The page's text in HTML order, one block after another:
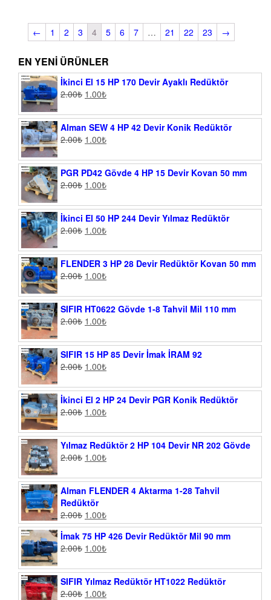
← 1 2 3 4 5 6 7 … 21 22 23 →
EN YENI ÜRÜNLER
İkinci El 15 HP 170 Devir Ayaklı Redüktör
2.00₺ 1.00₺
Alman SEW 4 HP 42 Devir Konik Redüktör
2.00₺ 1.00₺
PGR PD42 Gövde 4 HP 15 Devir Kovan 50 mm
2.00₺ 1.00₺
İkinci El 50 HP 244 Devir Yılmaz Redüktör
2.00₺ 1.00₺
FLENDER 3 HP 28 Devir Redüktör Kovan 50 mm
2.00₺ 1.00₺
SIFIR HT0622 Gövde 1-8 Tahvil Mil 110 mm
2.00₺ 1.00₺
SIFIR 15 HP 85 Devir İmak İRAM 92
2.00₺ 1.00₺
İkinci El 2 HP 24 Devir PGR Konik Redüktör
2.00₺ 1.00₺
Yılmaz Redüktör 2 HP 104 Devir NR 202 Gövde
2.00₺ 1.00₺
Alman FLENDER 4 Aktarma 1-28 Tahvil
Redüktör
2.00₺ 1.00₺
İmak 75 HP 426 Devir Redüktör Mil 90 mm
2.00₺ 1.00₺
SIFIR Yılmaz Redüktör HT1022 Redüktör
2.00₺ 1.00₺